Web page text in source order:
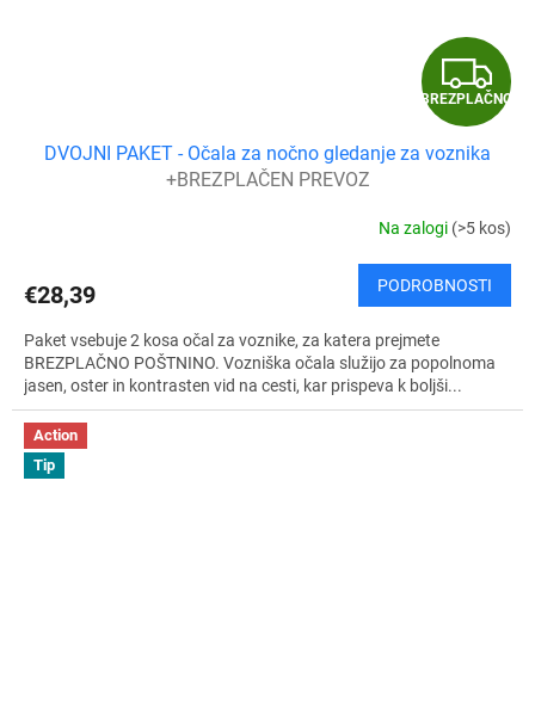
B
R
Z
P
L
A
Č
BREZPLAČNO
DVOJNI PAKET - Očala za nočno gledanje za voznika
+BREZPLAČEN PREVOZ
Na zalogi (>5 kos)
€28,39 PODROBNOSTI
Paket vsebuje 2 kosa očal za voznike, za katera prejmete
BREZPLAČNO POŠTNINO. Vozniška očala služijo za popolnoma
jasen, oster in kontrasten vid na cesti, kar prispeva k boljši...
Action
Tip